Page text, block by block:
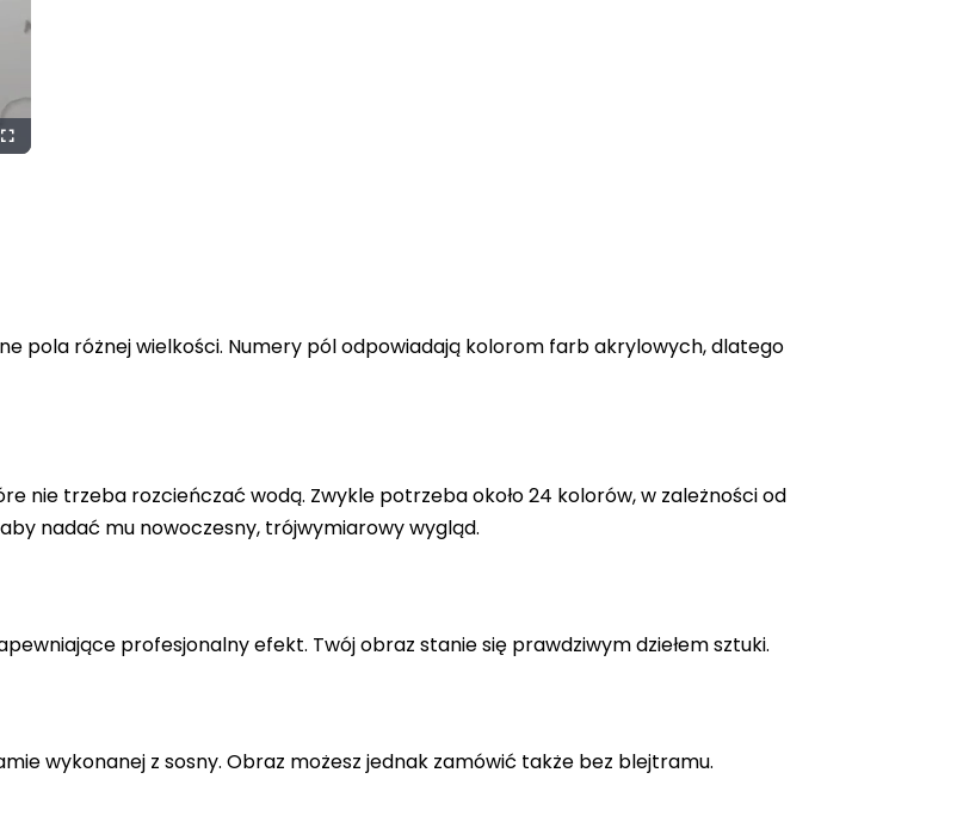
Fullscreen
pola różnej wielkości. Numery pól odpowiadają kolorom farb akrylowych, dlatego
nie trzeba rozcieńczać wodą. Zwykle potrzeba około 24 kolorów, w zależności od
nadać mu nowoczesny, trójwymiarowy wygląd.
profesjonalny efekt. Twój obraz stanie się prawdziwym dziełem sztuki.
wykonanej z sosny. Obraz możesz jednak zamówić także bez blejtramu.